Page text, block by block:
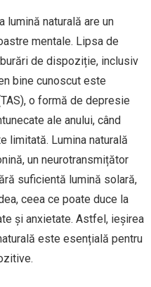
lumină naturală are un
mentale. Lipsa de
de dispoziție, inclusiv
bine cunoscut este
o formă de depresie
ale anului, când
limitată. Lumina naturală
un neurotransmițător
suficientă lumină solară,
ceea ce poate duce la
și anxietate. Astfel, ieșirea
este esențială pentru